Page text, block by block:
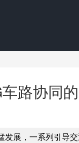
路协同
展，一系列引导